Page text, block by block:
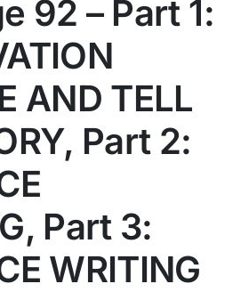
92 – Part 1:
AND TELL
Part 2:
Part 3:
WRITING